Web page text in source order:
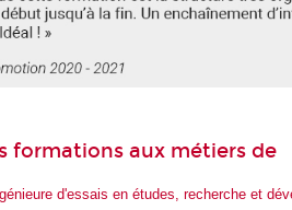
formations aux métiers de
d'essais en études, recherche et